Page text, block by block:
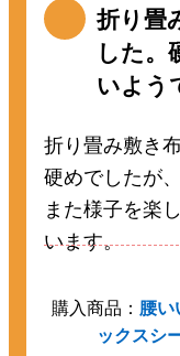
折り畳
した。
いよう
折り畳み敷き
硬めでしたが
また様子を楽
います。
購入商品： 腰
ックスシ